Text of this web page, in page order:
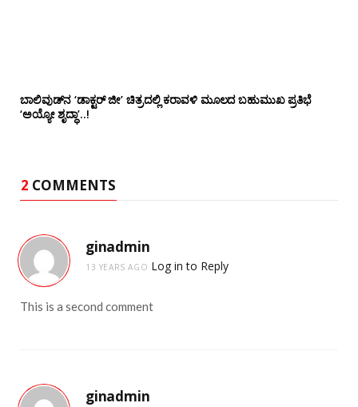
ಬಾಲಿವುಡ್‌ನ ‘ಡಾಕ್ಟರ್ ಜೀ’ ಚಿತ್ರದಲ್ಲಿ ಕರಾವಳಿ ಮೂಲದ ಬಹುಮುಖ ಪ್ರತಿಭೆ
‘ಅಯ್ಯೋ ಶೃದ್ಧಾ’..!
2 COMMENTS
ginadmin
13 YEARS AGO Log in to Reply
This is a second comment
ginadmin